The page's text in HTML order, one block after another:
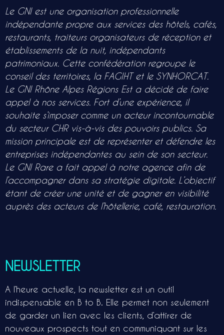
Le GNI est une organisation professionnelle
indépendante propre aux services des hôtels, cafés,
restaurants, traiteurs organisateurs de réception et
établissements de la nuit, indépendants
patrimoniaux. Cette confédération regroupe le
conseil des territoires, la FAGIHT et le SYNHORCAT.
Le GNI Rhône Alpes Régions Est a décidé de faire
appel à nos services. Fort d’une expérience, il
souhaite s’imposer comme un acteur incontournable
du secteur CHR vis-à-vis des pouvoirs publics. Sa
mission principale est de représenter et défendre les
entreprises indépendantes au sein de son secteur.
Le GNI Rare a fait appel à notre agence afin de
l’accompagner dans sa stratégie digitale. L’objectif
étant de créer une unité et de gagner en visibilité
auprès des acteurs de l’hôtellerie, café, restauration.
NEWSLETTER
A l’heure actuelle, la newsletter est un outil
indispensable en B to B. Elle permet non seulement
de garder un lien avec les clients, d’attirer de
nouveaux prospects tout en communiquant sur les